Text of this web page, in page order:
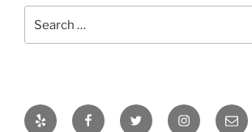
for:
Yelp FacebookTwitter InstagramEmail